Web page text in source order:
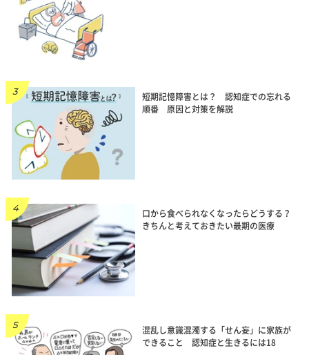
短期記憶障害とは？ 認知症での忘れる
順番 原因と対策を解説
口から食べられなくなったらどうする？
きちんと考えておきたい最期の医療
混乱し意識混濁する「せん妄」に家族が
できること 認知症と生きるには18